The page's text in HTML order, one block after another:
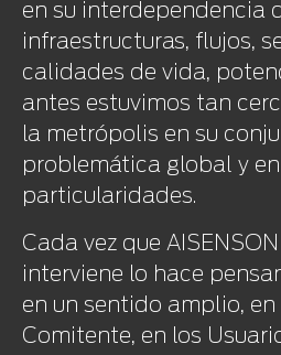
en su interdependencia
infraestructuras, flujos,
calidades de vida,
antes estuvimos tan
la metrópolis en su
problemática global y
particularidades.
Cada vez que
interviene lo hace
en un sentido amplio, en
Comitente, en los